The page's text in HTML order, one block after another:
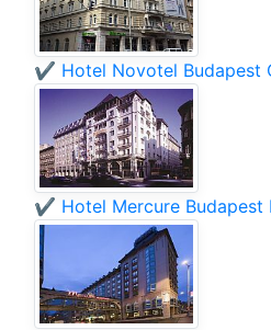
✔️ Hotel Novotel Budapest
✔️ Hotel Mercure Budapest